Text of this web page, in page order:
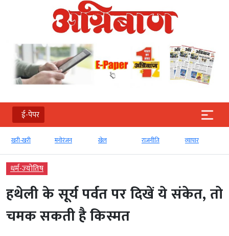
ई-पेपर
खरी-खरी मनोरंजन खेल राजनीति व्‍यापार
धर्म-ज्‍योतिष
हथेली के सूर्य पर्वत पर दिखें ये संकेत, तो
चमक सकती है किस्मत